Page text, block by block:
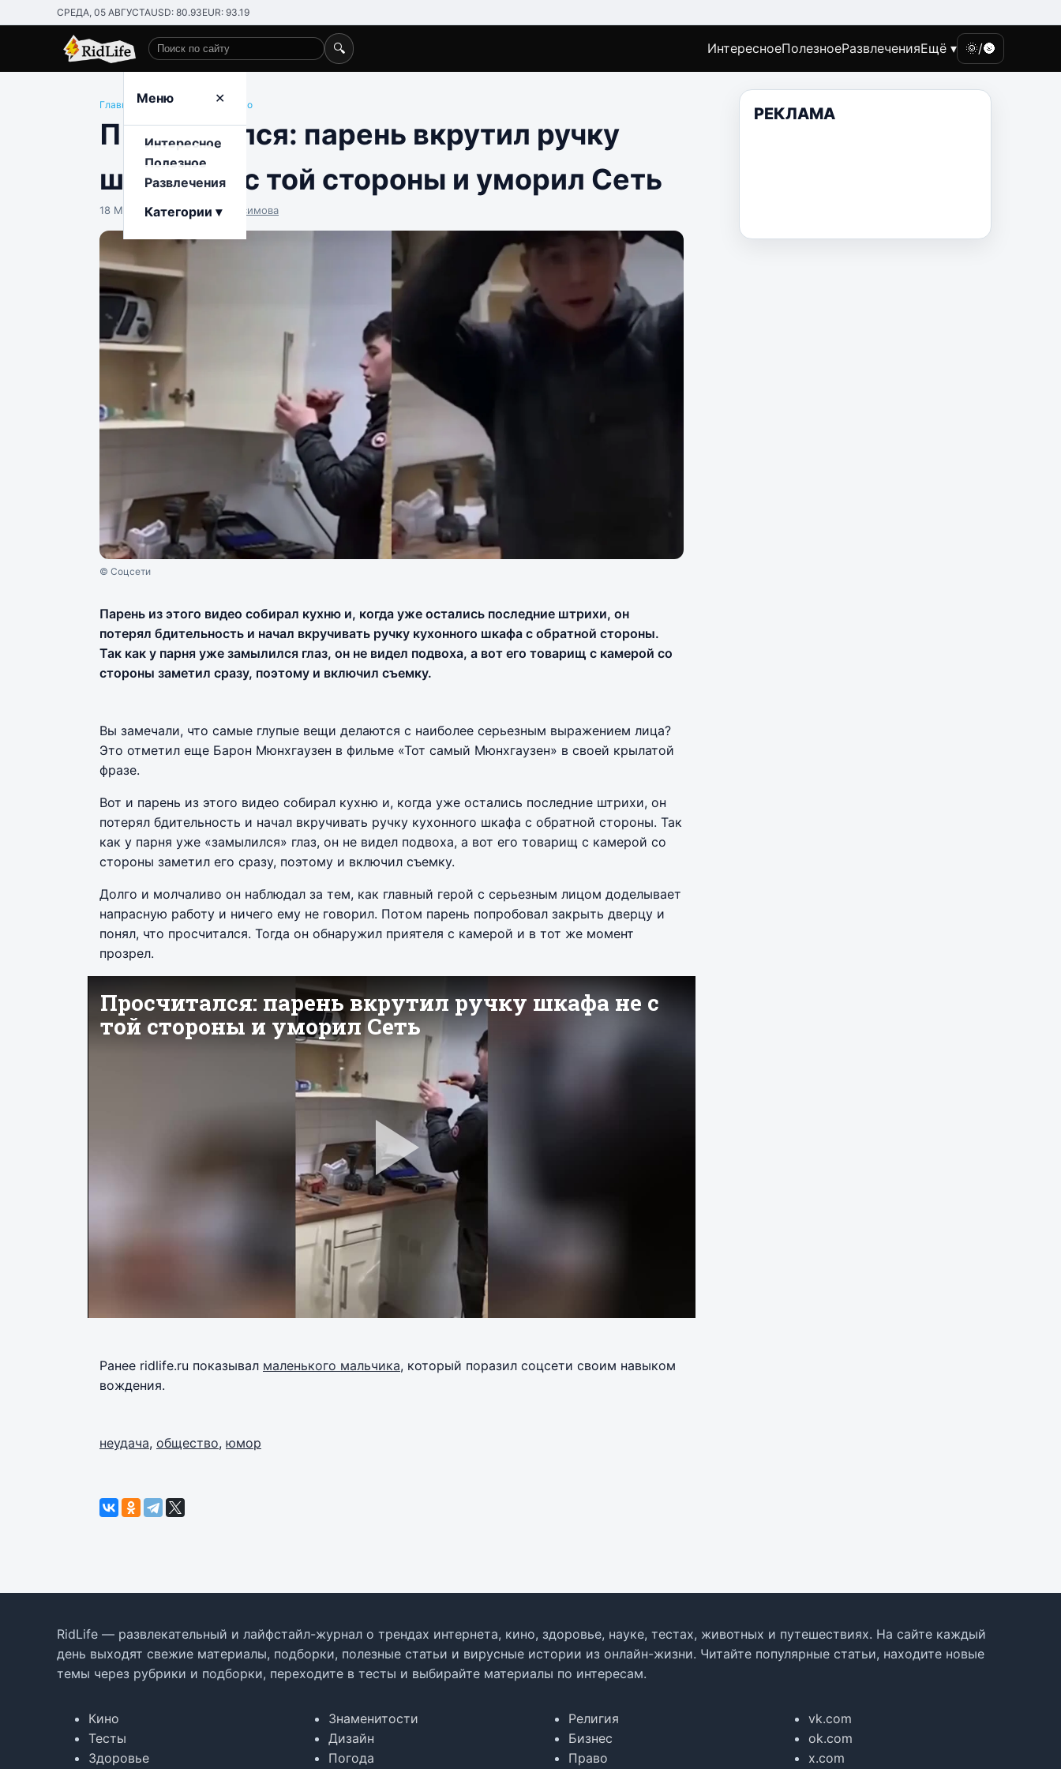
СРЕДА, 05 АВГУСТАUSD: 80.93EUR: 93.19
Поиск по сайту
🔍 ИнтересноеПолезноеРазвлеченияЕщё ▾ 🌞/🌚
Меню ✕
Интересное
Полезное
Развлечения
Категории ▾
Главная/Развлечения Общество
Просчитался: парень вкрутил ручку
шкафа не с той стороны и уморил Сеть
18 Марта 17:30Наталья Герасимова
© Соцсети
Парень из этого видео собирал кухню и, когда уже остались последние штрихи, он
потерял бдительность и начал вкручивать ручку кухонного шкафа с обратной стороны.
Так как у парня уже замылился глаз, он не видел подвоха, а вот его товарищ с камерой со
стороны заметил сразу, поэтому и включил съемку.
Вы замечали, что самые глупые вещи делаются с наиболее серьезным выражением лица?
Это отметил еще Барон Мюнхгаузен в фильме «Тот самый Мюнхгаузен» в своей крылатой
фразе.
Вот и парень из этого видео собирал кухню и, когда уже остались последние штрихи, он
потерял бдительность и начал вкручивать ручку кухонного шкафа с обратной стороны. Так
как у парня уже «замылился» глаз, он не видел подвоха, а вот его товарищ с камерой со
стороны заметил его сразу, поэтому и включил съемку.
Долго и молчаливо он наблюдал за тем, как главный герой с серьезным лицом доделывает
напрасную работу и ничего ему не говорил. Потом парень попробовал закрыть дверцу и
понял, что просчитался. Тогда он обнаружил приятеля с камерой и в тот же момент
прозрел.
Ранее ridlife.ru показывал маленького мальчика, который поразил соцсети своим навыком
вождения.
неудача, общество, юмор
РЕКЛАМА
RidLife — развлекательный и лайфстайл-журнал о трендах интернета, кино, здоровье, науке, тестах, животных и путешествиях. На сайте каждый
день выходят свежие материалы, подборки, полезные статьи и вирусные истории из онлайн-жизни. Читайте популярные статьи, находите новые
темы через рубрики и подборки, переходите в тесты и выбирайте материалы по интересам.
Кино
Тесты
Здоровье
Знаменитости
Дизайн
Погода
Религия
Бизнес
Право
vk.com
ok.com
x.com